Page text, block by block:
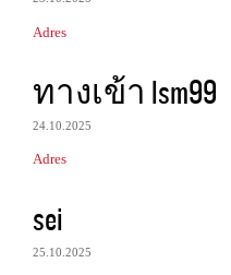
Adres
ทางเข้า lsm99
24.10.2025
Adres
sei
25.10.2025